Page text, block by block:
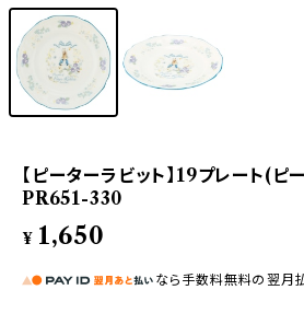
【ピーターラビット】19プレート(ピ
PR651-330
¥ 1,650
なら 手数料無料の 翌月